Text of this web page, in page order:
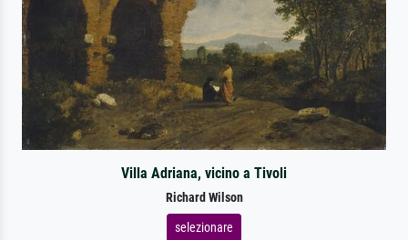
Villa Adriana, vicino a Tivoli
Richard Wilson
selezionare